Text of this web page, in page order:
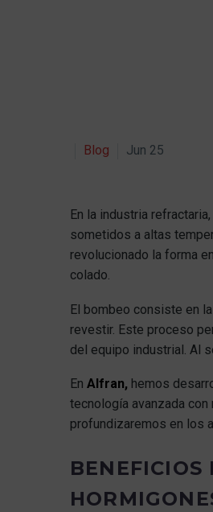
Blog Jun 25
En la industria
sometidos a altas
revolucionado la forma
colado.
El bombeo consiste en
revestir. Este proceso
del equipo industrial. Al
En Alfran, hemos
tecnología avanzada
profundizaremos en los